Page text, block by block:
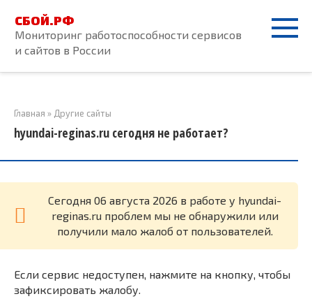
контенту
СБОЙ.РФ
Мониторинг работоспособности сервисов
и сайтов в России
Главная » Другие сайты
hyundai-reginas.ru сегодня не работает?
Cегодня 06 августа 2026 в работе у hyundai-
reginas.ru проблем мы не обнаружили или
получили мало жалоб от пользователей.
Если сервис недоступен, нажмите на кнопку, чтобы
зафиксировать жалобу.